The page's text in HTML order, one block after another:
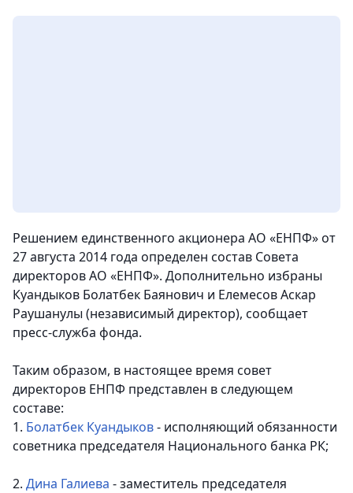
Решением единственного акционера АО «ЕНПФ» от
27 августа 2014 года определен состав Совета
директоров АО «ЕНПФ». Дополнительно избраны
Куандыков Болатбек Баянович и Елемесов Аскар
Раушанулы (независимый директор), сообщает
пресс-служба фонда.
Таким образом, в настоящее время совет
директоров ЕНПФ представлен в следующем
составе:
1. Болатбек Куандыков- исполняющий обязанности
советника председателя Национального банка РК;
2. Дина Галиева - заместитель председателя